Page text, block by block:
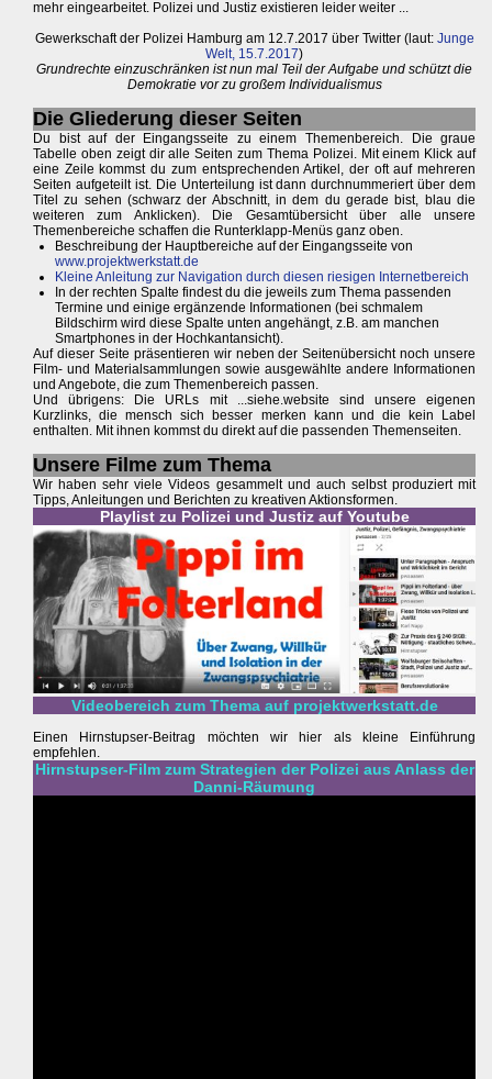
mehr eingearbeitet. Polizei und Justiz existieren leider weiter ...
Gewerkschaft der Polizei Hamburg am 12.7.2017 über Twitter (laut: Junge
Welt, 15.7.2017)
Grundrechte einzuschränken ist nun mal Teil der Aufgabe und schützt die
Demokratie vor zu großem Individualismus
Die Gliederung dieser Seiten
Du bist auf der Eingangsseite zu einem Themenbereich. Die graue
Tabelle oben zeigt dir alle Seiten zum Thema Polizei. Mit einem Klick auf
eine Zeile kommst du zum entsprechenden Artikel, der oft auf mehreren
Seiten aufgeteilt ist. Die Unterteilung ist dann durchnummeriert über dem
Titel zu sehen (schwarz der Abschnitt, in dem du gerade bist, blau die
weiteren zum Anklicken). Die Gesamtübersicht über alle unsere
Themenbereiche schaffen die Runterklapp-Menüs ganz oben.
Beschreibung der Hauptbereiche auf der Eingangsseite von
www.projektwerkstatt.de
Kleine Anleitung zur Navigation durch diesen riesigen Internetbereich
In der rechten Spalte findest du die jeweils zum Thema passenden
Termine und einige ergänzende Informationen (bei schmalem
Bildschirm wird diese Spalte unten angehängt, z.B. am manchen
Smartphones in der Hochkantansicht).
Auf dieser Seite präsentieren wir neben der Seitenübersicht noch unsere
Film- und Materialsammlungen sowie ausgewählte andere Informationen
und Angebote, die zum Themenbereich passen.
Und übrigens: Die URLs mit ...siehe.website sind unsere eigenen
Kurzlinks, die mensch sich besser merken kann und die kein Label
enthalten. Mit ihnen kommst du direkt auf die passenden Themenseiten.
Unsere Filme zum Thema
Wir haben sehr viele Videos gesammelt und auch selbst produziert mit
Tipps, Anleitungen und Berichten zu kreativen Aktionsformen.
Playlist zu Polizei und Justiz auf Youtube
Videobereich zum Thema auf projektwerkstatt.de
Einen Hirnstupser-Beitrag möchten wir hier als kleine Einführung
empfehlen.
Hirnstupser-Film zum Strategien der Polizei aus Anlass der
Danni-Räumung